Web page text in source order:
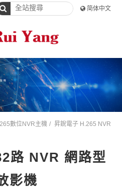
简体中文
數位NVR主機 昇銳電子 H.265 NVR
路 NVR 網路型
影機